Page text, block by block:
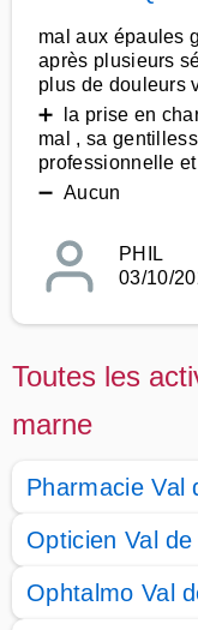
mal aux épaules
après plusieurs
plus de douleurs
➕ la prise en
mal , sa
professionnelle
➖ Aucun
PHIL
03/10/
Toutes les
marne
Pharmacie Val
Opticien Val
Ophtalmo Val